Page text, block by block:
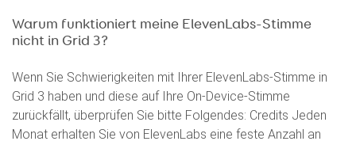
Warum funktioniert meine ElevenLabs-Stimme
nicht in Grid 3?
Wenn Sie Schwierigkeiten mit Ihrer ElevenLabs-Stimme in
Grid 3 haben und diese auf Ihre On-Device-Stimme
zurückfällt, überprüfen Sie bitte Folgendes: Credits Jeden
Monat erhalten Sie von ElevenLabs eine feste Anzahl an